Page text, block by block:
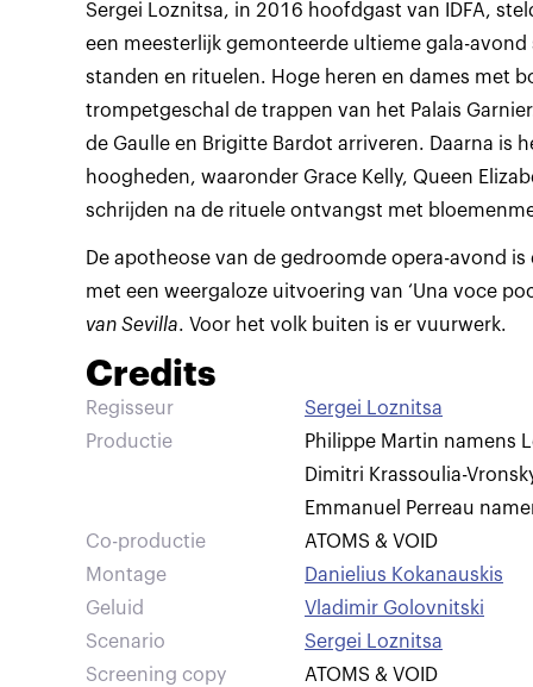
Sergei Loznitsa, in 2016 hoofdgast van IDFA,
een meesterlijk gemonteerde ultieme gala-avond
standen en rituelen. Hoge heren en dames met
trompetgeschal de trappen van het Palais
de Gaulle en Brigitte Bardot arriveren. Daarna is
hoogheden, waaronder Grace Kelly, Queen
schrijden na de rituele ontvangst met
De apotheose van de gedroomde opera-avond
met een weergaloze uitvoering van ‘Una voce
van Sevilla. Voor het volk buiten is er vuurwerk.
Credits
Regisseur
Sergei Loznitsa
Productie
Philippe Martin namens
Dimitri Krassoulia-
Emmanuel Perreau
Co-productie
ATOMS & VOID
Montage
Danielius Kokanauskis
Geluid
Vladimir Golovnitski
Scenario
Sergei Loznitsa
Screening copy
ATOMS & VOID